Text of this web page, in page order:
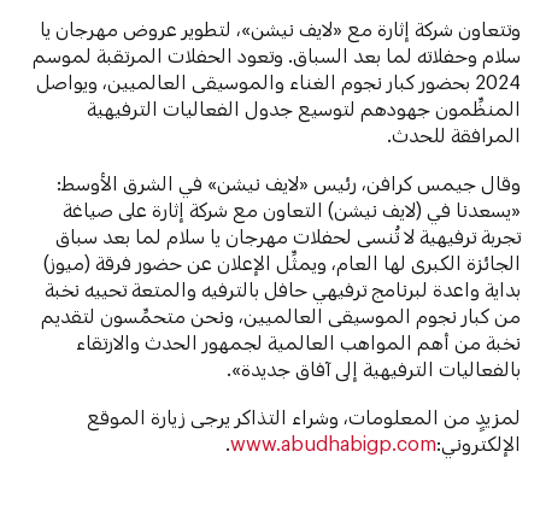
وتتعاون شركة إثارة مع «لايف نيشن»، لتطوير عروض مهرجان يا
سلام وحفلاته لما بعد السباق. وتعود الحفلات المرتقبة لموسم
2024 بحضور كبار نجوم الغناء والموسيقى العالميين، ويواصل
المنظِّمون جهودهم لتوسيع جدول الفعاليات الترفيهية
المرافقة للحدث.
وقال جيمس كرافن، رئيس «لايف نيشن» في الشرق الأوسط:
«يسعدنا في (لايف نيشن) التعاون مع شركة إثارة على صياغة
تجربة ترفيهية لا تُنسى لحفلات مهرجان يا سلام لما بعد سباق
الجائزة الكبرى لها العام، ويمثِّل الإعلان عن حضور فرقة (ميوز)
بداية واعدة لبرنامج ترفيهي حافل بالترفيه والمتعة تحييه نخبة
من كبار نجوم الموسيقى العالميين، ونحن متحمِّسون لتقديم
نخبة من أهم المواهب العالمية لجمهور الحدث والارتقاء
بالفعاليات الترفيهية إلى آفاق جديدة».
لمزيدٍ من المعلومات، وشراء التذاكر يرجى زيارة الموقع
الإلكتروني:www.abudhabigp.com
.